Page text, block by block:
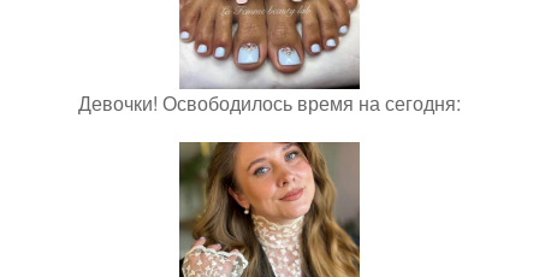
Девочки! Освободилось время на сегодня: